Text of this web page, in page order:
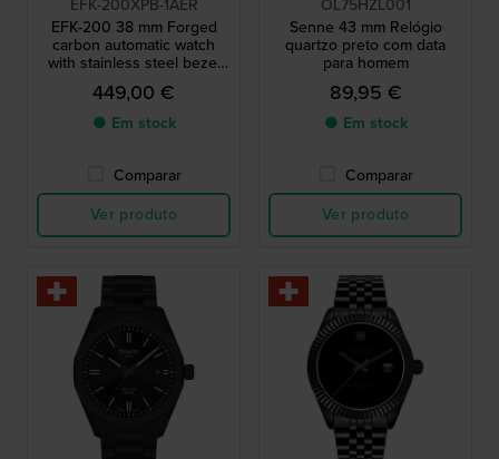
EFK-200XPB-1AER
EFK-200 38 mm Forged
carbon automatic watch
with stainless steel bezel
and resin strap
449,00 €
● Em stock
Comparar
Ver produto
OL75HZL001
Senne 43 mm Relógio
quartzo preto com data
para homem
89,95 €
● Em stock
Comparar
Ver produto